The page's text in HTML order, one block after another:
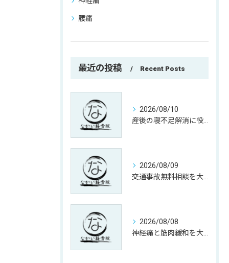
腰痛
最近の投稿 Recent Posts
2026/08/10
2026/08/09
2026/08/08
お問い合わせはこちら
お問い合わせはこちら